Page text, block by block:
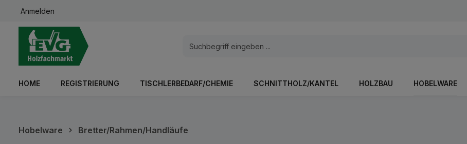
Zur Hauptnavigation springen
Anmelden
HOME REGISTRIERUNG TISCHLERBEDARF/CHEMIE SCHNITTHOLZ/KANTEL HOLZBAU HOBELWARE
Hobelware Bretter/Rahmen/Handläufe